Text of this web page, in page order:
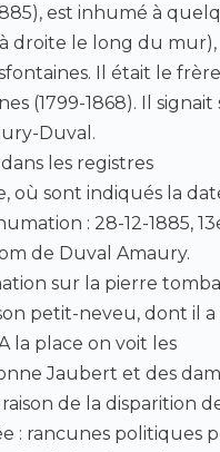
est inhumé à
droite le long du mur),
Il était le frère
(1799-1868). Il signait
Duval.
les registres
où sont indiqués la
: 28-12-1885,
de Duval Amaury.
sur la pierre
petit-neveu, dont il a
la place on voit les
Jaubert et des
de la disparition
: rancunes politiques